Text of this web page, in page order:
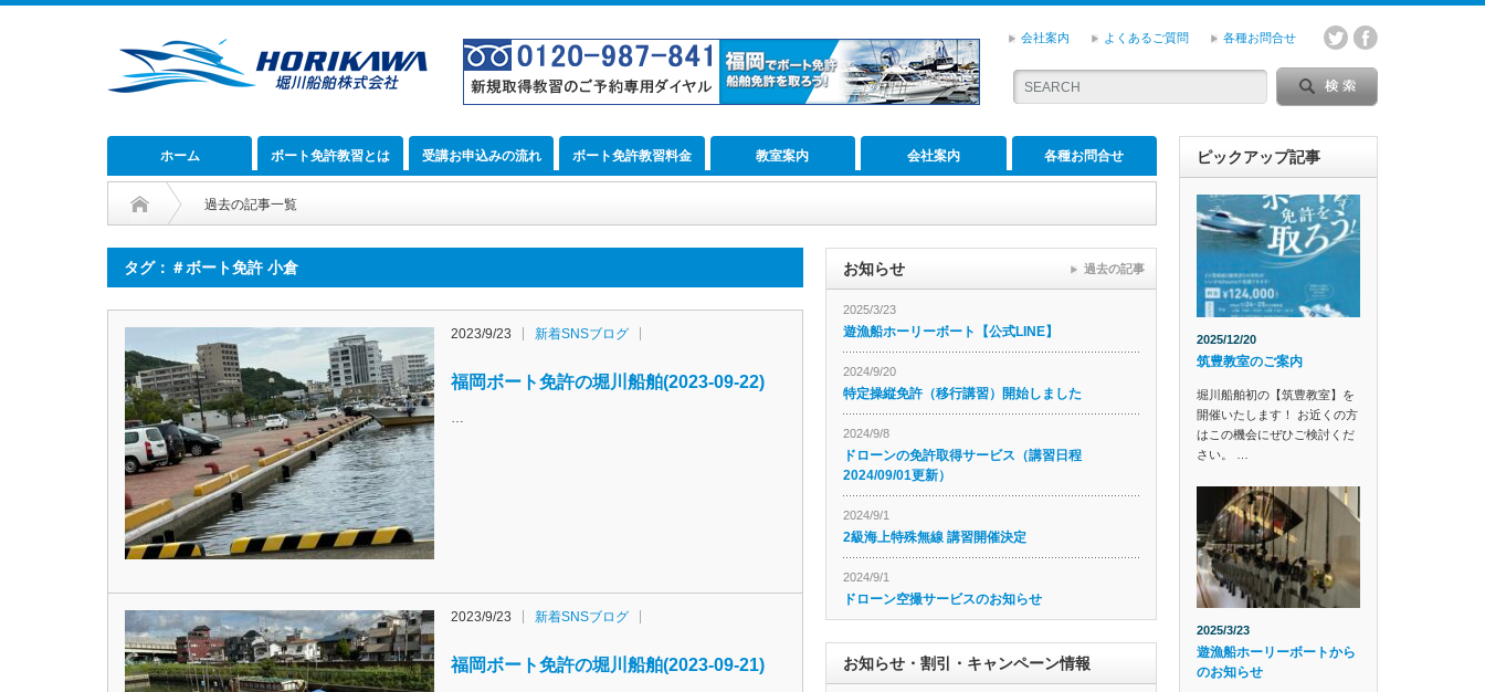
会社案内 よくあるご質問 各種お問合せ
ホーム ボート免許教習とは 受講お申込みの流れ ボート免許教習料金 教室案内 会社案内 各種お問合せ
過去の記事一覧
タグ：＃ボート免許 小倉
2023/9/23 新着SNSブログ
福岡ボート免許の堀川船舶(2023-09-22)
…
2023/9/23 新着SNSブログ
福岡ボート免許の堀川船舶(2023-09-21)
お知らせ
2025/3/23
遊漁船ホーリーボート【公式LINE】
2024/9/20
特定操縦免許（移行講習）開始しました
2024/9/8
ドローンの免許取得サービス（講習日程
2024/09/01更新）
2024/9/1
2級海上特殊無線 講習開催決定
2024/9/1
ドローン空撮サービスのお知らせ
過去の記事
お知らせ・割引・キャンペーン情報
ピックアップ記事
2025/12/20
筑豊教室のご案内
堀川船舶初の【筑豊教室】を
開催いたします！ お近くの方
はこの機会にぜひご検討くだ
さい。 …
2025/3/23
遊漁船ホーリーボートから
のお知らせ